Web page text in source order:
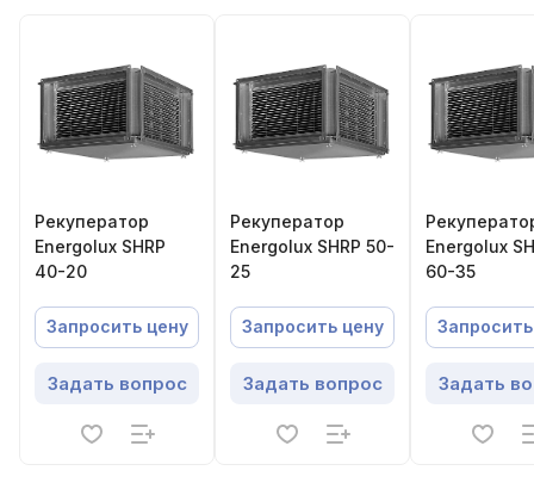
Рекуператор
Energolux SHRP
40-20
Запросить цену
Задать вопрос
Рекуператор
Energolux SHRP 50-
25
Запросить цену
Задать вопрос
Energolux
60-35
Задать